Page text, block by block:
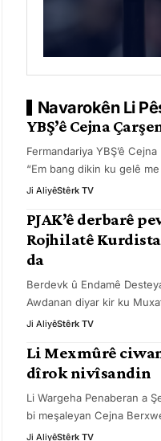
Navarokên Li
YBŞ’ê Cejna
Fermandariya YBŞ’ê
“Em bang dikin ku gelê
Ji AliyêStêrk TV
PJAK’ê derbarê
Rojhilatê
da
Berdevk û Endamê
Awdanan diyar kir ku
Ji AliyêStêrk TV
Li Mexmûrê
dîrok nivîsandin
Li Wargeha Penaberan a
bi meşaleyan Cejna
Ji AliyêStêrk TV